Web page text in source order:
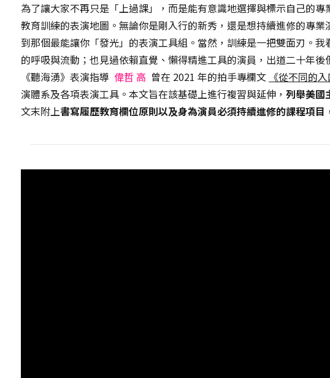
為了讓大家不再只是「上過課」，而是能有意識地選擇與標示自己的
教育訓練的表演地圖。無論你是剛入行的新秀，還是想持續進修的專
到那個最能讓你「發光」的表演工具組。當然，訓練是一把雙面刃。
的呼吸與流動；也見過依賴直覺、懶得精進工具的演員，出道二十年後
《聽海湧》表演指導 偉哲 高 曾在 2021 年的拍手專欄文 《從不同的
演體系及各項表演工具。本文旨在該基礎上進行複習與延伸， 列舉美國
文末附上書寫履歷教育欄位原則以及身為演員必須持續進修的課程項目